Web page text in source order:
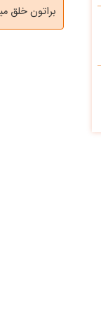
براتون خلق